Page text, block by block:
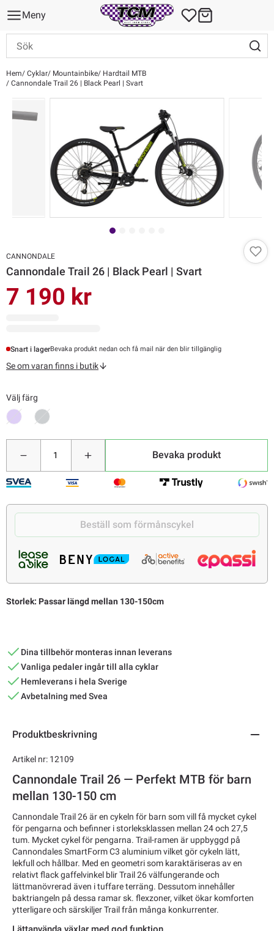
Meny
Hem Cyklar Mountainbike
Hardtail MTB
Cannondale Trail 26 | Black Pearl | Svart
CANNONDALE
Cannondale Trail 26 | Black Pearl | Svart
7 190 kr
Snart i lagerBevaka produkt nedan och få mail när den blir tillgänglig
Se om varan finns i butik
Välj färg
Bevaka produkt
Beställ som förmånscykel
Storlek: Passar längd mellan 130-150cm
Dina tillbehör monteras innan leverans
Vanliga pedaler ingår till alla cyklar
Hemleverans i hela Sverige
Avbetalning med Svea
Produktbeskrivning
Artikel nr: 12109
Cannondale Trail 26 — Perfekt MTB för barn
mellan 130-150 cm
Cannondale Trail 26är en cykeln för barn som vill få mycket cykel
för pengarna och befinner i storleksklassen mellan 24 och 27,5
tum. Mycket cykel för pengarna. Trail-ramen är uppbyggd på
Cannondales SmartForm C3 aluminium vilket gör cykeln lätt,
lekfull och hållbar. Med en geometri som karaktäriseras av en
relativt flack gaffelvinkel blir Trail 26 välfungerande och
lättmanövrerad även i tuffare terräng. Dessutom innehåller
baktriangeln på dessa ramar sk. flexzoner, vilket ökar komforten
ytterligare och särskiljer Trail från många konkurrenter.